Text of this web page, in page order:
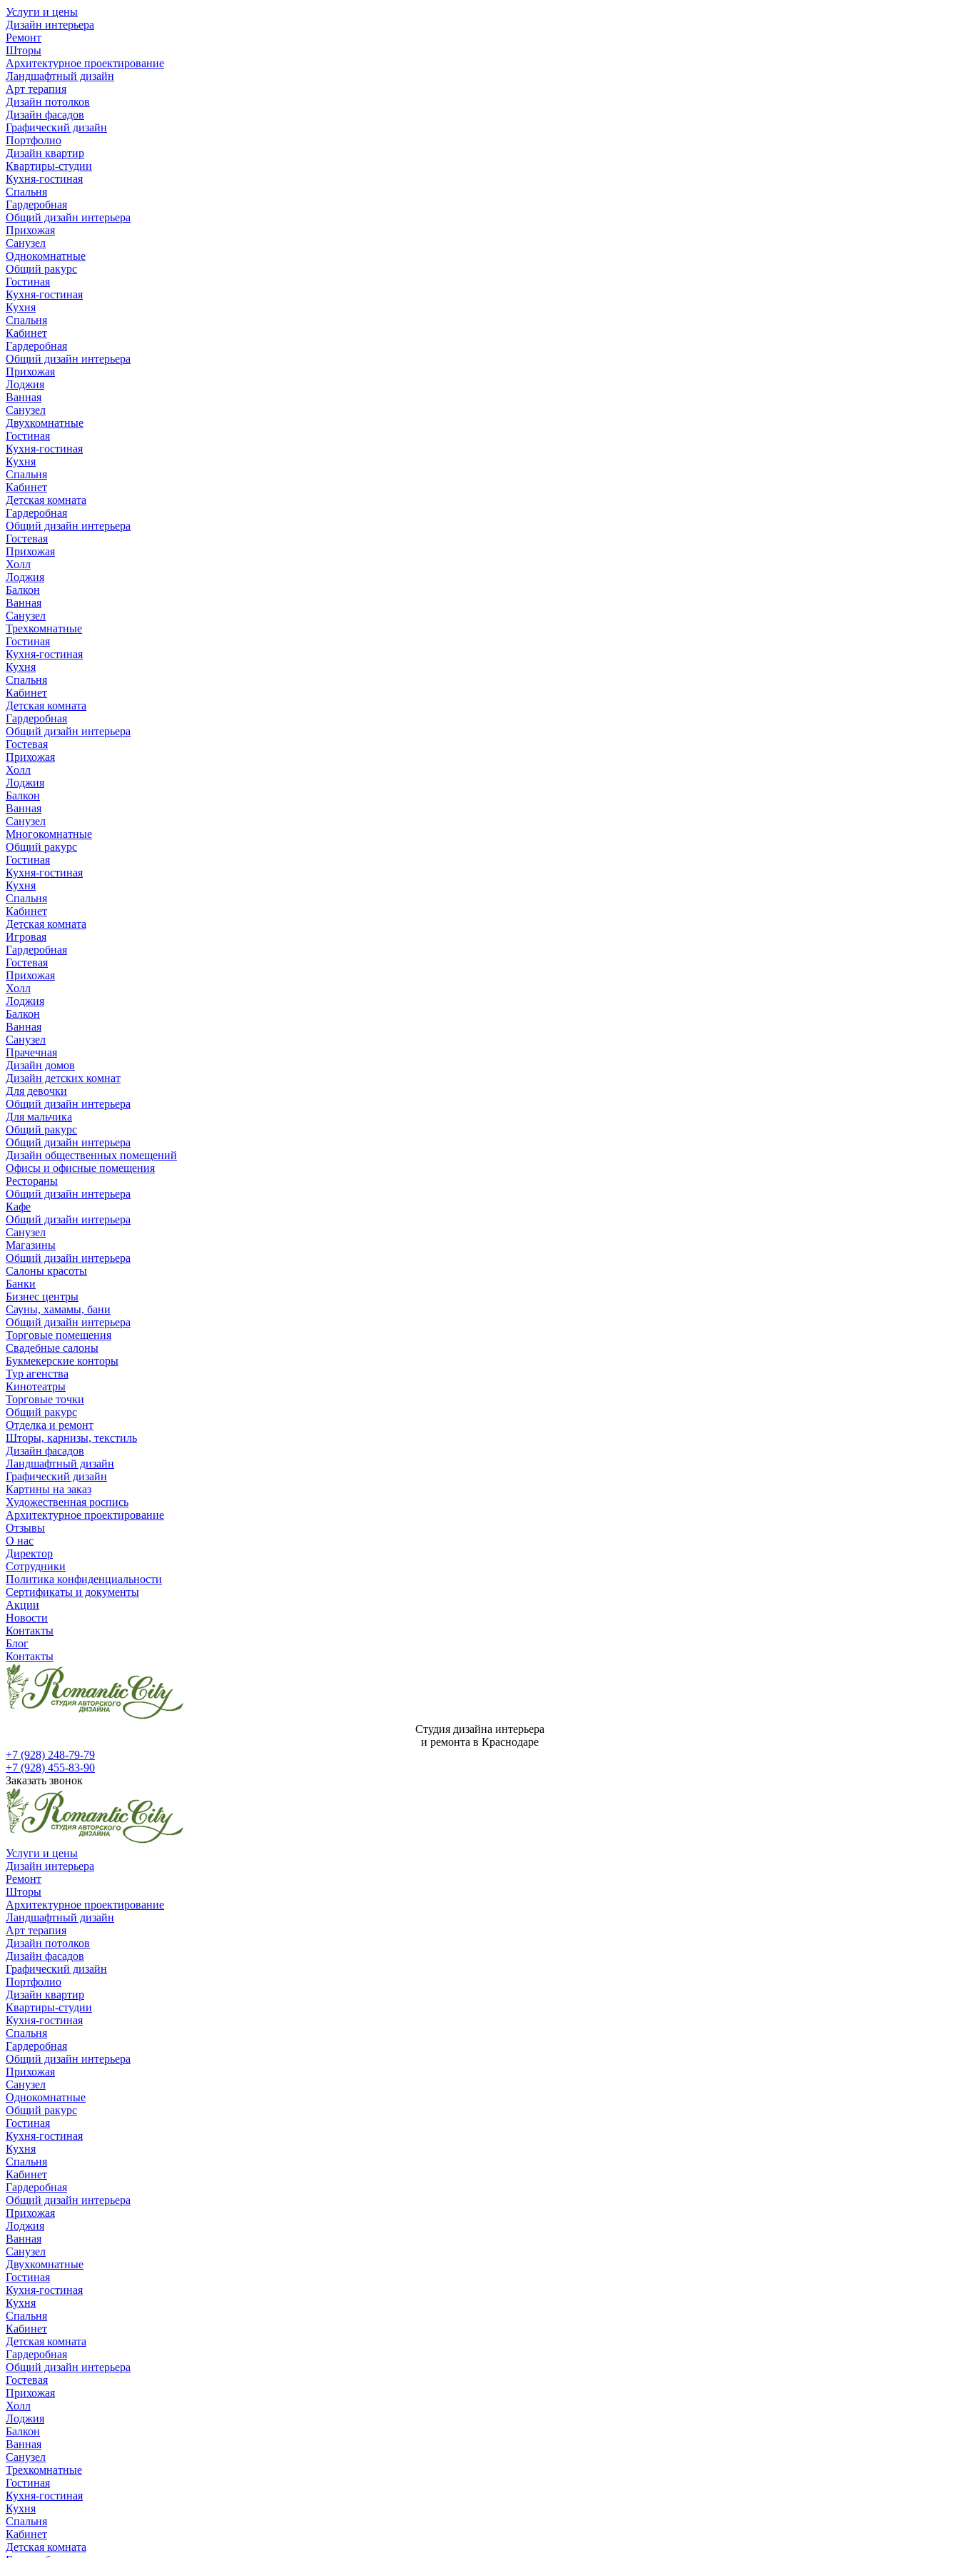
Услуги и цены
Дизайн интерьера
Ремонт
Шторы
Архитектурное проектирование
Ландшафтный дизайн
Арт терапия
Дизайн потолков
Дизайн фасадов
Графический дизайн
Портфолио
Дизайн квартир
Квартиры-студии
Кухня-гостиная
Спальня
Гардеробная
Общий дизайн интерьера
Прихожая
Санузел
Однокомнатные
Общий ракурс
Гостиная
Кухня-гостиная
Кухня
Спальня
Кабинет
Гардеробная
Общий дизайн интерьера
Прихожая
Лоджия
Ванная
Санузел
Двухкомнатные
Гостиная
Кухня-гостиная
Кухня
Спальня
Кабинет
Детская комната
Гардеробная
Общий дизайн интерьера
Гостевая
Прихожая
Холл
Лоджия
Балкон
Ванная
Санузел
Трехкомнатные
Гостиная
Кухня-гостиная
Кухня
Спальня
Кабинет
Детская комната
Гардеробная
Общий дизайн интерьера
Гостевая
Прихожая
Холл
Лоджия
Балкон
Ванная
Санузел
Многокомнатные
Общий ракурс
Гостиная
Кухня-гостиная
Кухня
Спальня
Кабинет
Детская комната
Игровая
Гардеробная
Гостевая
Прихожая
Холл
Лоджия
Балкон
Ванная
Санузел
Прачечная
Дизайн домов
Дизайн детских комнат
Для девочки
Общий дизайн интерьера
Для мальчика
Общий ракурс
Общий дизайн интерьера
Дизайн общественных помещений
Офисы и офисные помещения
Рестораны
Общий дизайн интерьера
Кафе
Общий дизайн интерьера
Санузел
Магазины
Общий дизайн интерьера
Салоны красоты
Банки
Бизнес центры
Сауны, хамамы, бани
Общий дизайн интерьера
Торговые помещения
Свадебные салоны
Букмекерские конторы
Тур агенства
Кинотеатры
Торговые точки
Общий ракурс
Отделка и ремонт
Шторы, карнизы, текстиль
Дизайн фасадов
Ландшафтный дизайн
Графический дизайн
Картины на заказ
Художественная роспись
Архитектурное проектирование
Отзывы
О нас
Директор
Сотрудники
Политика конфиденциальности
Сертификаты и документы
Акции
Новости
Контакты
Блог
Контакты
Студия дизайна интерьера
и ремонта в Краснодаре
+7 (928) 248-79-79
+7 (928) 455-83-90
Заказать звонок
Услуги и цены
Дизайн интерьера
Ремонт
Шторы
Архитектурное проектирование
Ландшафтный дизайн
Арт терапия
Дизайн потолков
Дизайн фасадов
Графический дизайн
Портфолио
Дизайн квартир
Квартиры-студии
Кухня-гостиная
Спальня
Гардеробная
Общий дизайн интерьера
Прихожая
Санузел
Однокомнатные
Общий ракурс
Гостиная
Кухня-гостиная
Кухня
Спальня
Кабинет
Гардеробная
Общий дизайн интерьера
Прихожая
Лоджия
Ванная
Санузел
Двухкомнатные
Гостиная
Кухня-гостиная
Кухня
Спальня
Кабинет
Детская комната
Гардеробная
Общий дизайн интерьера
Гостевая
Прихожая
Холл
Лоджия
Балкон
Ванная
Санузел
Трехкомнатные
Гостиная
Кухня-гостиная
Кухня
Спальня
Кабинет
Детская комната